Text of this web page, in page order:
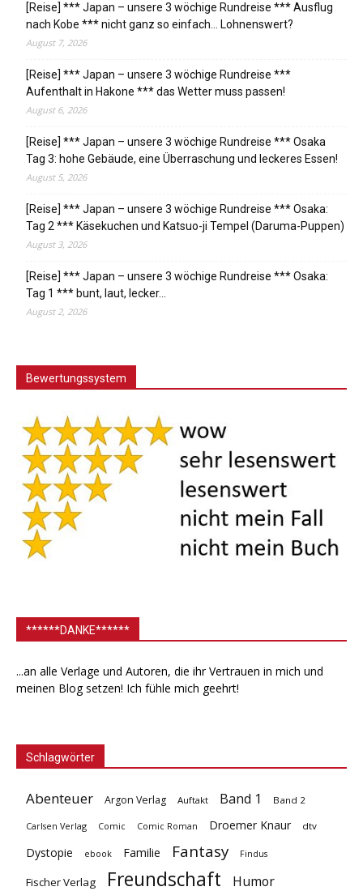
[Reise] *** Japan – unsere 3 wöchige Rundreise *** Ausflug
nach Kobe *** nicht ganz so einfach… Lohnenswert?
August 7, 2026
[Reise] *** Japan – unsere 3 wöchige Rundreise ***
Aufenthalt in Hakone *** das Wetter muss passen!
August 6, 2026
[Reise] *** Japan – unsere 3 wöchige Rundreise *** Osaka
Tag 3: hohe Gebäude, eine Überraschung und leckeres Essen!
August 5, 2026
[Reise] *** Japan – unsere 3 wöchige Rundreise *** Osaka:
Tag 2 *** Käsekuchen und Katsuo-ji Tempel (Daruma-Puppen)
August 3, 2026
[Reise] *** Japan – unsere 3 wöchige Rundreise *** Osaka:
Tag 1 *** bunt, laut, lecker…
August 2, 2026
Bewertungssystem
******DANKE******
...an alle Verlage und Autoren, die ihr Vertrauen in mich und
meinen Blog setzen! Ich fühle mich geehrt!
Schlagwörter
Abenteuer Argon Verlag Auftakt Band 1 Band 2
Carlsen Verlag Comic Comic Roman Droemer Knaur dtv
Dystopie ebook Familie Fantasy Findus
Fischer Verlag Freundschaft Humor